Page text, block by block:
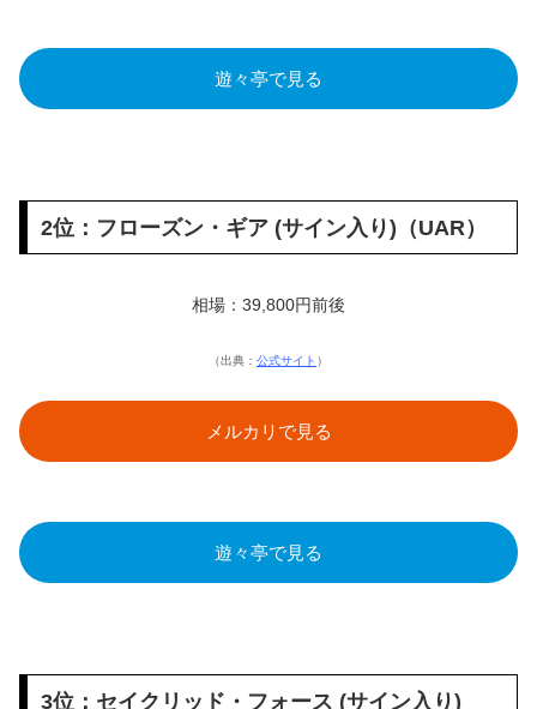
遊々亭で見る
2位：フローズン・ギア (サイン入り)（UAR）
相場：39,800円前後
（出典： 公式サイト ）
メルカリで見る
遊々亭で見る
3位：セイクリッド・フォース (サイン入り)